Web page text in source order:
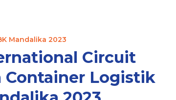
Mandalika 2023
Circuit
Container Logistik